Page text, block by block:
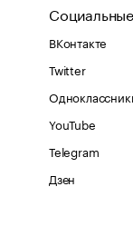
ВКонтакте
Twitter
YouTube
Telegram
Дзен